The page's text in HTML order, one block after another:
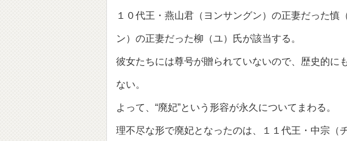
１０代王・燕山君（ヨンサングン）の正妻だった
ン）の正妻だった柳（ユ）氏が該当する。
彼女たちには尊号が贈られていないので、歴史的に
ない。
よって、“廃妃”という形容が永久についてまわる。
理不尽な形で廃妃となったのは、１１代王・中宗（